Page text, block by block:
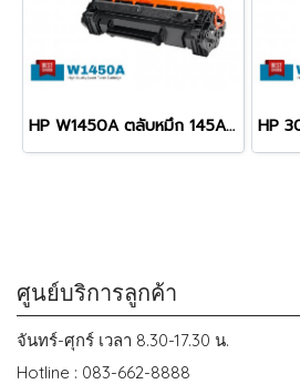
HP W1450A ตลับหมึก 145A พิมพ์เข้ม คมชัด รับประกัน 100%
ศูนย์บริการลูกค้า
จันทร์-ศุกร์ เวลา 8.30-17.30 น.
Hotline : 083-662-8888